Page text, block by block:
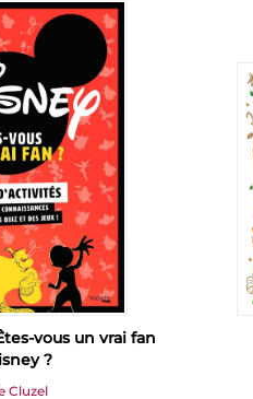
vous un vrai fan
?
Cluzel